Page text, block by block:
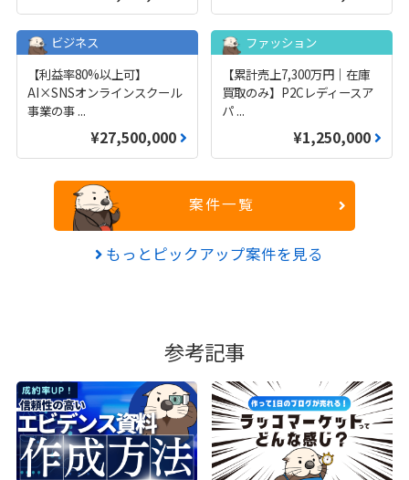
ビジネス
【利益率80%以上可】
AI×SNSオンラインスクール
事業の事 ...
¥27,500,000
ファッション
【累計売上7,300万円｜在庫
買取のみ】P2Cレディースア
パ ...
¥1,250,000
案件一覧
もっとピックアップ案件を見る
参考記事